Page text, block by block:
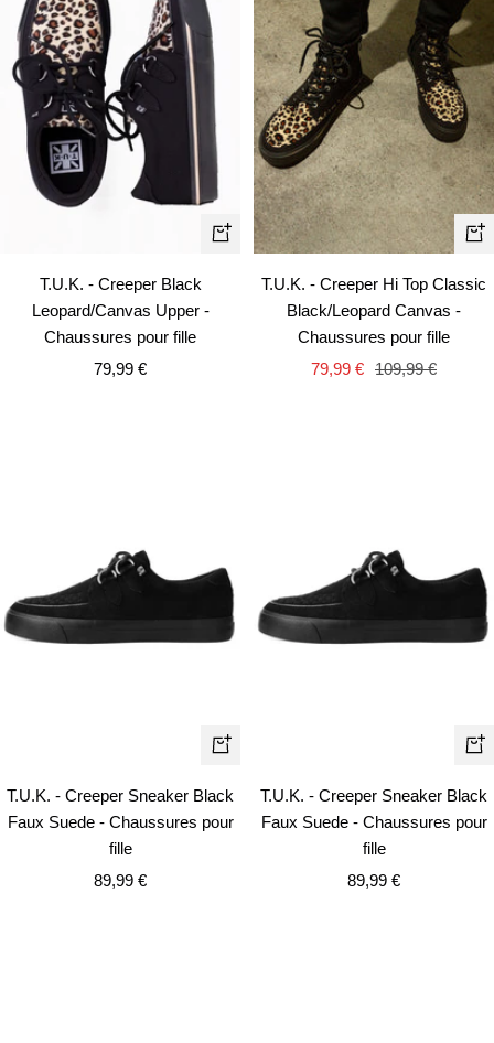
Apercu
T.U.K. - Creeper Black
Leopard/Canvas Upper -
Chaussures pour fille
Prix
79,99 €
T.U.K. - Creeper Hi Top Classic
Black/Leopard Canvas -
Chaussures pour fille
Prix
79,99 € Prix
109,99 €
Apercu
T.U.K. - Creeper Sneaker Black
Faux Suede - Chaussures pour
fille
Prix
89,99 €
T.U.K. - Creeper Sneaker Black
Faux Suede - Chaussures pour
fille
Prix
89,99 €